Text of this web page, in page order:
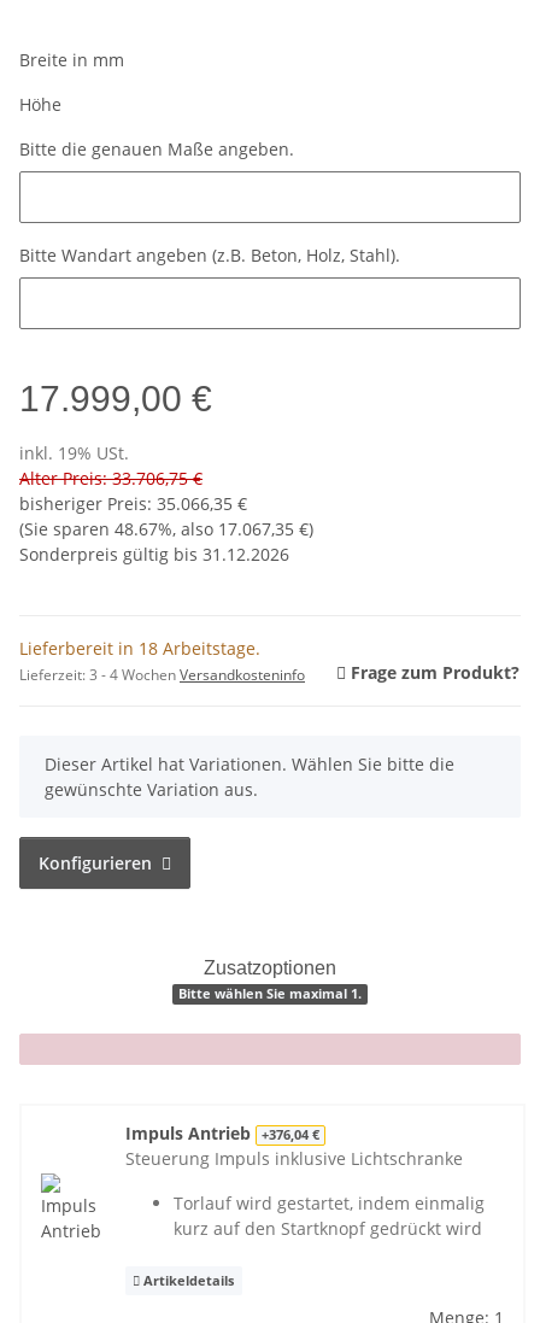
Breite in mm
Höhe
Bitte die genauen Maße angeben.
Bitte Wandart angeben (z.B. Beton, Holz, Stahl).
17.999,00 €
inkl. 19% USt.
Alter Preis: 33.706,75 €
bisheriger Preis: 35.066,35 €
(Sie sparen 48.67%, also 17.067,35 €)
Sonderpreis gültig bis 31.12.2026
Lieferbereit in 18 Arbeitstage.
Lieferzeit:3 - 4 WochenVersandkosteninfo Frage zum Produkt?
x
Dieser Artikel hat Variationen. Wählen Sie bitte die
gewünschte Variation aus.
Konfigurieren
Zusatzoptionen
Bitte wählen Sie maximal 1.
x
Impuls Antrieb +376,04 €
Steuerung Impuls inklusive Lichtschranke
Torlauf wird gestartet, indem einmalig
kurz auf den Startknopf gedrückt wird
Artikeldetails
Menge: 1